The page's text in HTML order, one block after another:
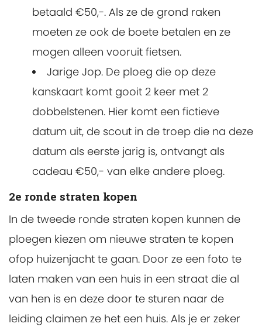
betaald €50,-. Als ze de grond raken
moeten ze ook de boete betalen en ze
mogen alleen vooruit fietsen.
Jarige Jop. De ploeg die op deze
kanskaart komt gooit 2 keer met 2
dobbelstenen. Hier komt een fictieve
datum uit, de scout in de troep die na deze
datum als eerste jarig is, ontvangt als
cadeau €50,- van elke andere ploeg.
2e ronde straten kopen
In de tweede ronde straten kopen kunnen de
ploegen kiezen om nieuwe straten te kopen
ofop huizenjacht te gaan. Door ze een foto te
laten maken van een huis in een straat die al
van hen is en deze door te sturen naar de
leiding claimen ze het een huis. Als je er zeker